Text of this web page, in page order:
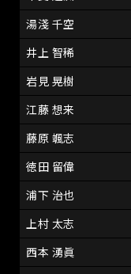
湯淺 千空
井上 智稀
岩見 晃樹
江藤 想来
藤原 颯志
徳田 留偉
浦下 治也
上村 太志
西本 湧眞